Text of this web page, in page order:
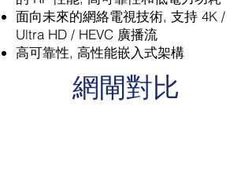
面向未來的網絡電視技術, 支持 4K /
Ultra HD / HEVC 廣播流
高可靠性, 高性能嵌入式架構
網閘對比